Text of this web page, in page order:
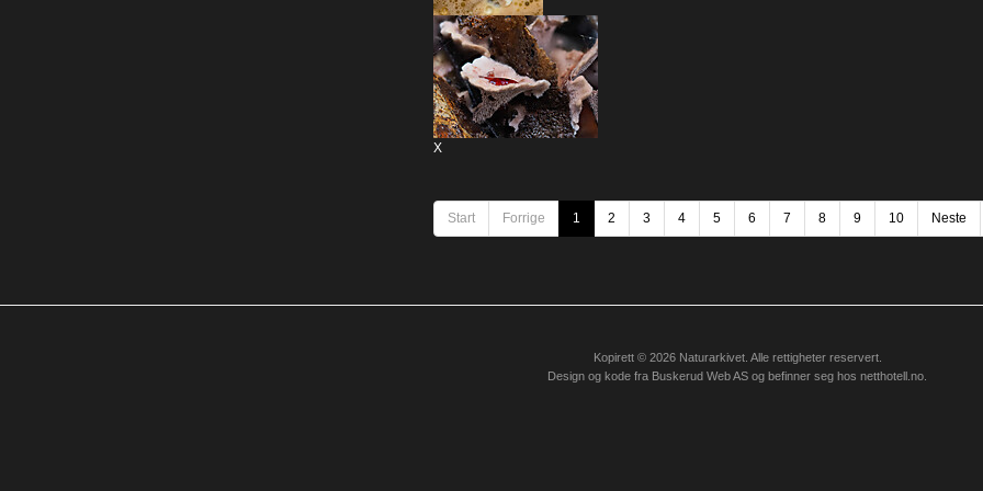
X
Start Forrige 1 2 3 4 5 6 7 8 9 10 Neste
Kopirett © 2026 Naturarkivet. Alle rettigheter reservert.
Design og kode fra Buskerud Web AS og befinner seg hos netthotell.no